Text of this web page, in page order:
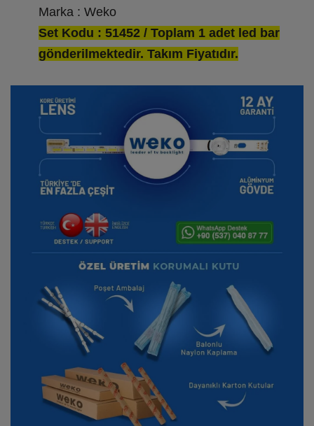
Marka : Weko
Set Kodu : 51452 / Toplam 1 adet led bar
gönderilmektedir. Takım Fiyatıdır.